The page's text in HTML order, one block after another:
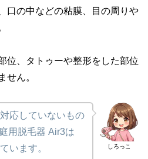
口の中などの粘膜、目の周りや
位、タトゥーや整形をした部位
せん。
しろっこ
応していないもの
用脱毛器 Air3は
います。